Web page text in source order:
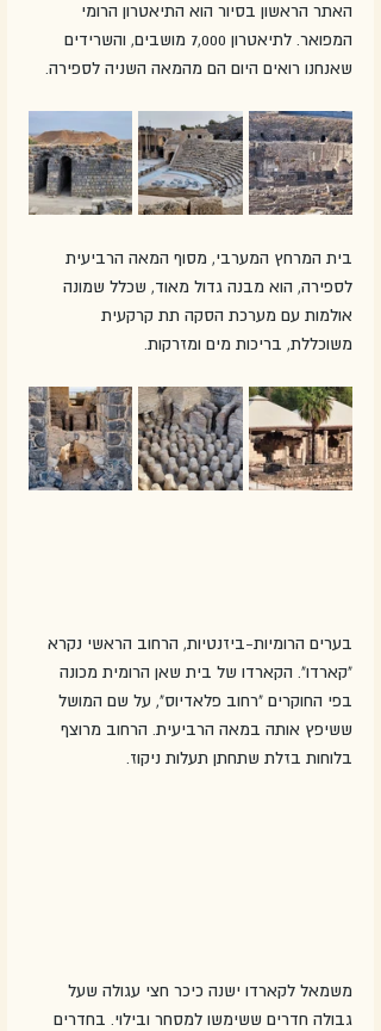
האתר הראשון בסיור הוא התיאטרון הרומי
המפואר. לתיאטרון 7,000 מושבים, והשרידים
שאנחנו רואים היום הם מהמאה השניה לספירה.
בית המרחץ המערבי, מסוף המאה הרביעית
לספירה, הוא מבנה גדול מאוד, שכלל שמונה
אולמות עם מערכת הסקה תת קרקעית
משוכללת, בריכות מים ומזרקות.
בערים הרומיות-ביזנטיות, הרחוב הראשי נקרא
"קארדו". הקארדו של בית שאן הרומית מכונה
בפי החוקרים "רחוב פלאדיוס", על שם המושל
ששיפץ אותה במאה הרביעית. הרחוב מרוצף
בלוחות בזלת שתחתן תעלות ניקוז.
משמאל לקארדו ישנה כיכר חצי עגולה שעל
גבולה חדרים ששימשו למסחר ובילוי. בחדרים